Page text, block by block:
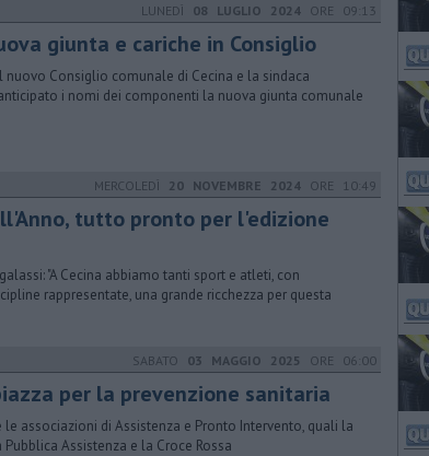
LUNEDÌ 08 LUGLIO 2024 ORE 09:13
giunta e cariche in Consiglio
nuovo Consiglio comunale di Cecina e la sindaca
i nomi dei componenti la nuova giunta comunale
MERCOLEDÌ 20 NOVEMBRE 2024 ORE 10:49
tutto pronto per l'edizione
"A Cecina abbiamo tanti sport e atleti, con
rappresentate, una grande ricchezza per questa
SABATO 03 MAGGIO 2025 ORE 06:00
per la prevenzione sanitaria
associazioni di Assistenza e Pronto Intervento, quali la
Pubblica Assistenza e la Croce Rossa